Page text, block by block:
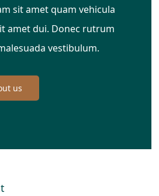
sit amet quam vehicula
amet dui. Donec rutrum
vestibulum.
us